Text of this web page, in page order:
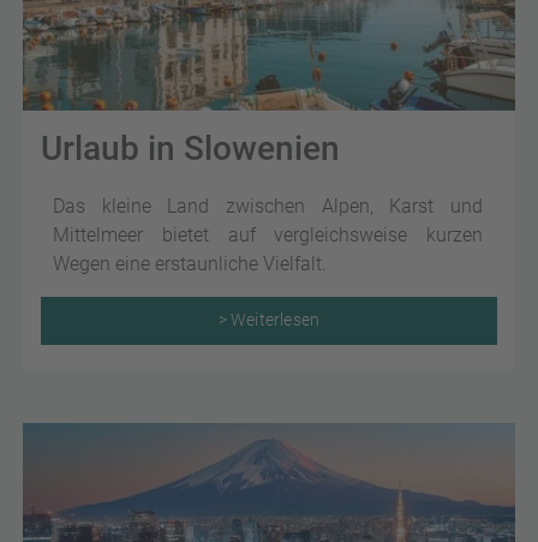
Urlaub in Slowenien
Das kleine Land zwischen Alpen, Karst und
Mittelmeer bietet auf vergleichsweise kurzen
Wegen eine erstaunliche Vielfalt.
> Weiterlesen